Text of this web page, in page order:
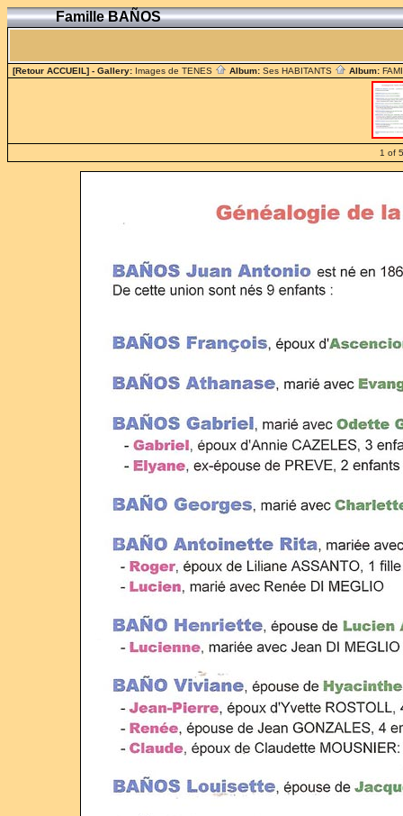
Famille BAÑOS
[Retour ACCUEIL] - Gallery: Images de TENES Album: Ses HABITANTS Album:
1 of